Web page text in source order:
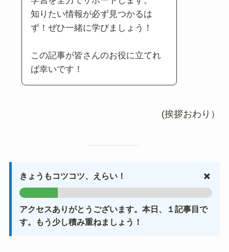
知りたい情報が必ず見つかるは
ず！ぜひ一緒に学びましょう！
この記事が皆さんのお役に立てれ
ば幸いです！
(挨拶おわり）
きょうもコツコツ、えらい！
アクセスありがとうございます。本日、１記事目で
す。もう少し積み重ねましょう！
✖️